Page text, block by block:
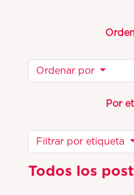
Ordenar por
Por
Filtrar por etiqueta
Todos los post